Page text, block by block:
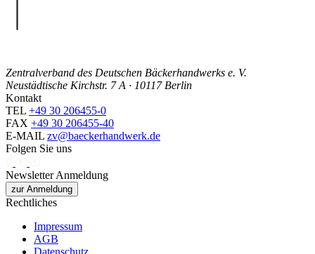
Zentralverband des Deutschen Bäckerhandwerks e. V.
Neustädtische Kirchstr. 7 A · 10117 Berlin
Kontakt
TEL +49 30 206455-0
FAX +49 30 206455-40
E-MAIL zv@baeckerhandwerk.de
Folgen Sie uns
Newsletter Anmeldung
zur Anmeldung
Rechtliches
Impressum
AGB
Datenschutz